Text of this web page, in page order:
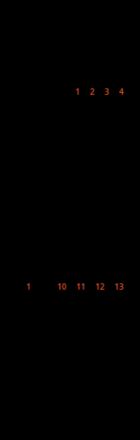
1 2 3 4
1 10 11 12 13